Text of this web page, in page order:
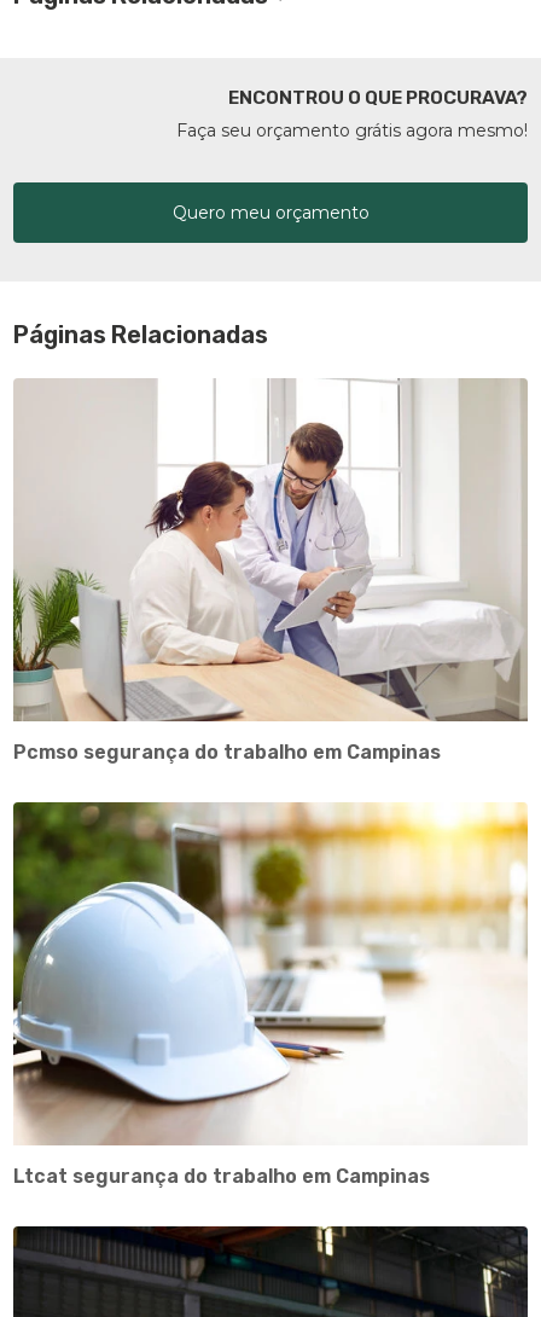
ENCONTROU O QUE PROCURAVA?
Faça seu orçamento grátis agora mesmo!
Quero meu orçamento
Páginas Relacionadas
Pcmso segurança do trabalho em Campinas
Ltcat segurança do trabalho em Campinas